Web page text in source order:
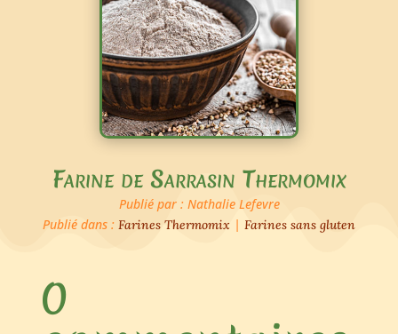
Farine de Sarrasin Thermomix
Publié par : Nathalie Lefevre
Publié dans : Farines Thermomix | Farines sans gluten
0